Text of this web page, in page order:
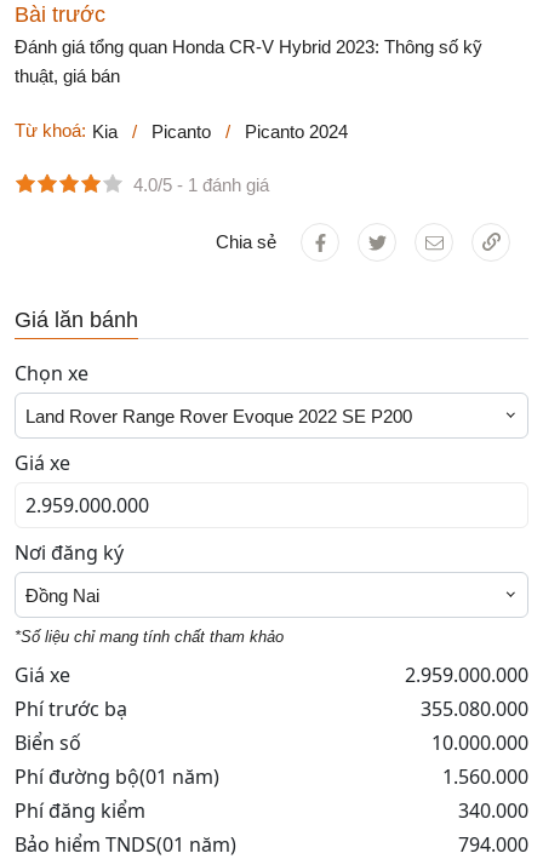
Bài trước
Đánh giá tổng quan Honda CR-V Hybrid 2023: Thông số kỹ
thuật, giá bán
Từ khoá: Kia / Picanto / Picanto 2024
4.0/5 - 1 đánh giá
Chia sẻ
Giá lăn bánh
Chọn xe
Land Rover Range Rover Evoque 2022 SE P200
Giá xe
Nơi đăng ký
Đồng Nai
*Số liệu chỉ mang tính chất tham khảo
Giá xe
2.959.000.000
Phí trước bạ
355.080.000
Biển số
10.000.000
Phí đường bộ(01 năm)
1.560.000
Phí đăng kiểm
340.000
Bảo hiểm TNDS(01 năm)
794.000